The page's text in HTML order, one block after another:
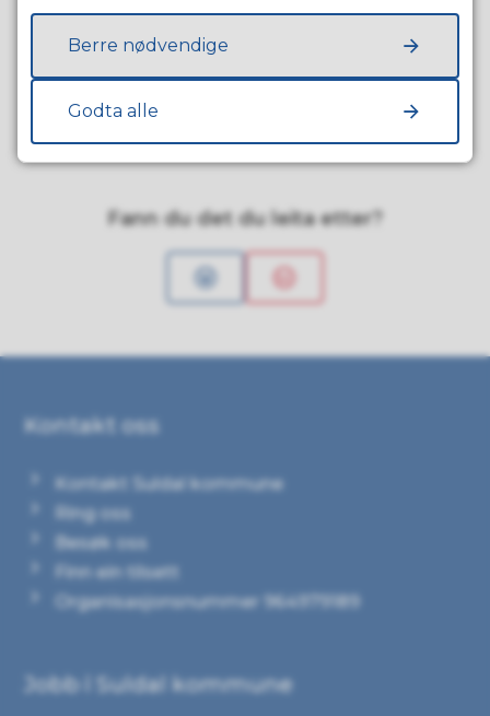
Org.nr. :989
903 268
E-postola-skaa@online.no
Fann du det du leita etter?
Ja Nei
Kontakt oss
Kontakt Suldal kommune
Ring oss
Besøk oss
Finn ein tilsett
Organisasjonsnummer 964979189
Jobb i Suldal kommune
Berre nødvendige
Godta alle